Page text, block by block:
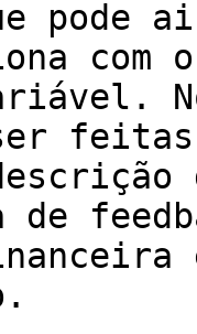
pode
com
de